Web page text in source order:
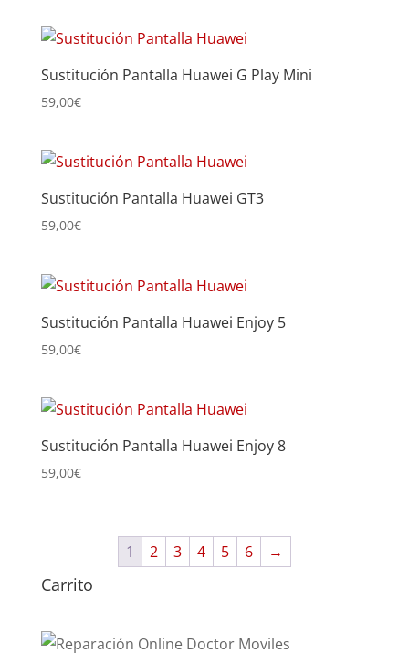
Sustitución Pantalla Huawei G Play Mini
59,00€
Sustitución Pantalla Huawei GT3
59,00€
Sustitución Pantalla Huawei Enjoy 5
59,00€
Sustitución Pantalla Huawei Enjoy 8
59,00€
1 2 3 4 5 6 →
Carrito